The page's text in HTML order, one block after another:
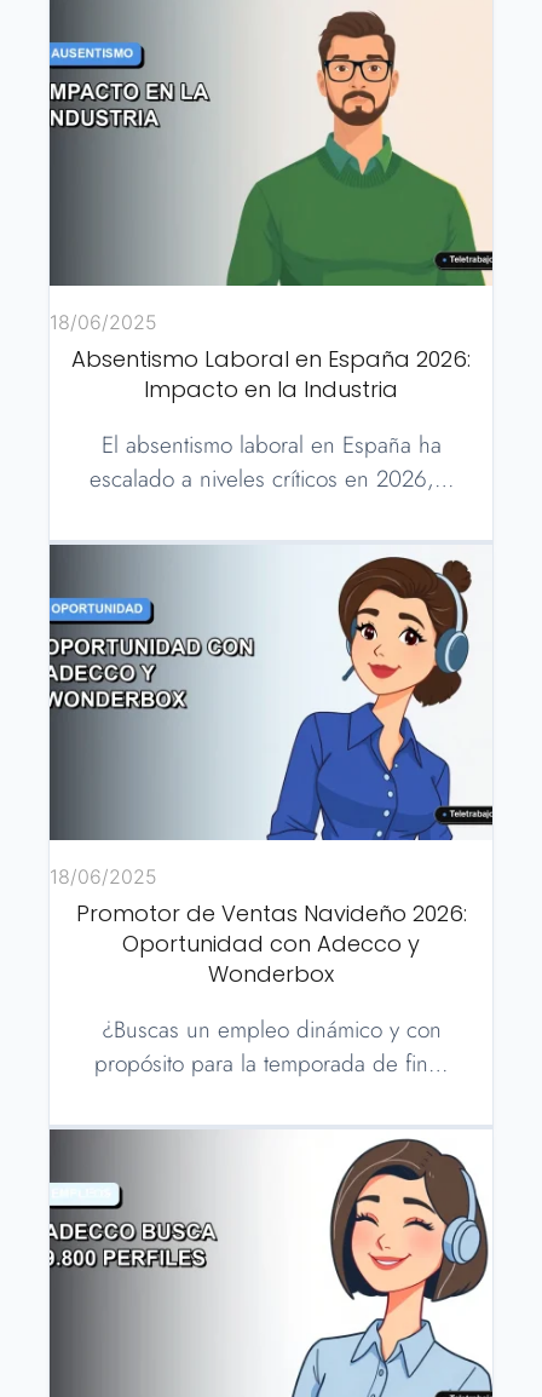
18/06/2025
Absentismo Laboral en España 2026:
Impacto en la Industria
El absentismo laboral en España ha
escalado a niveles críticos en 2026,…
18/06/2025
Promotor de Ventas Navideño 2026:
Oportunidad con Adecco y
Wonderbox
¿Buscas un empleo dinámico y con
propósito para la temporada de fin…